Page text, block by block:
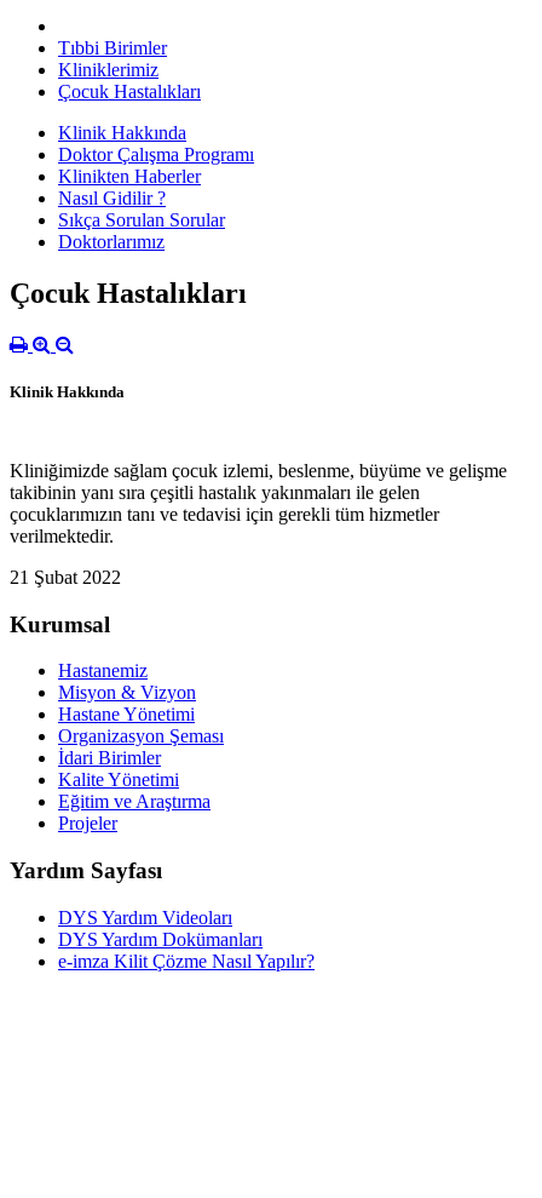
Tıbbi Birimler
Kliniklerimiz
Çocuk Hastalıkları
Klinik Hakkında
Doktor Çalışma Programı
Klinikten Haberler
Nasıl Gidilir ?
Sıkça Sorulan Sorular
Doktorlarımız
Çocuk Hastalıkları
Klinik Hakkında
Kliniğimizde sağlam çocuk izlemi, beslenme, büyüme ve gelişme
takibinin yanı sıra çeşitli hastalık yakınmaları ile gelen
çocuklarımızın tanı ve tedavisi için gerekli tüm hizmetler
verilmektedir.
21 Şubat 2022
Kurumsal
Hastanemiz
Misyon & Vizyon
Hastane Yönetimi
Organizasyon Şeması
İdari Birimler
Kalite Yönetimi
Eğitim ve Araştırma
Projeler
Yardım Sayfası
DYS Yardım Videoları
DYS Yardım Dokümanları
e-imza Kilit Çözme Nasıl Yapılır?